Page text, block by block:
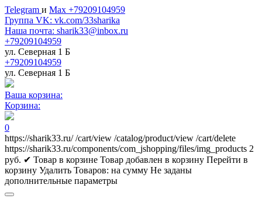
Telegram и Max +79209104959
Группа VK: vk.com/33sharika
Наша почта: sharik33@inbox.ru
+79209104959
ул. Северная 1 Б
+79209104959
ул. Северная 1 Б
Ваша корзина:
Корзина:
0
https://sharik33.ru/ /cart/view /catalog/product/view /cart/delete
https://sharik33.ru/components/com_jshopping/files/img_products 2
руб. ✔ Товар в корзине Товар добавлен в корзину Перейти в
корзину Удалить Товаров: на сумму Не заданы
дополнительные параметры